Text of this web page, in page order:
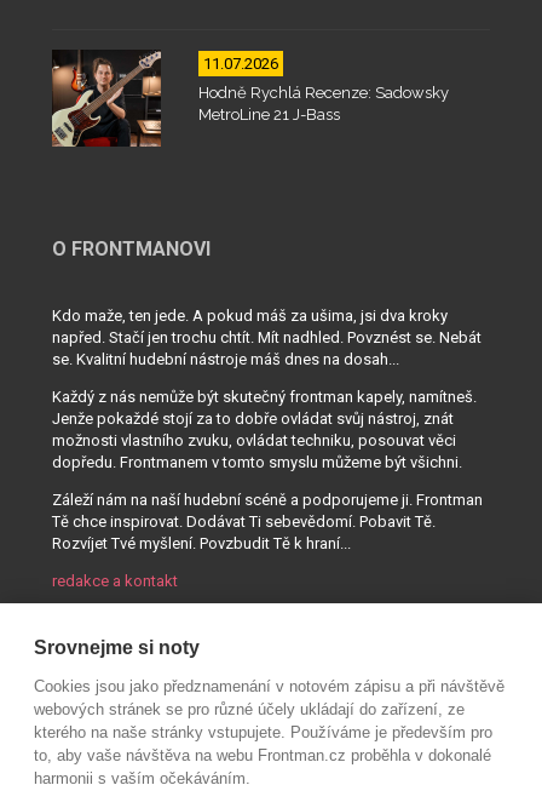
11.07.2026
Hodně Rychlá Recenze: Sadowsky
MetroLine 21 J-Bass
O FRONTMANOVI
Kdo maže, ten jede. A pokud máš za ušima, jsi dva kroky
napřed. Stačí jen trochu chtít. Mít nadhled. Povznést se. Nebát
se. Kvalitní hudební nástroje máš dnes na dosah...
Každý z nás nemůže být skutečný frontman kapely, namítneš.
Jenže pokaždé stojí za to dobře ovládat svůj nástroj, znát
možnosti vlastního zvuku, ovládat techniku, posouvat věci
dopředu. Frontmanem v tomto smyslu můžeme být všichni.
Záleží nám na naší hudební scéně a podporujeme ji. Frontman
Tě chce inspirovat. Dodávat Ti sebevědomí. Pobavit Tě.
Rozvíjet Tvé myšlení. Povzbudit Tě k hraní...
redakce a kontakt
Srovnejme si noty
Cookies jsou jako předznamenání v notovém zápisu a při návštěvě
webových stránek se pro různé účely ukládají do zařízení, ze
kterého na naše stránky vstupujete. Používáme je především pro
to, aby vaše návštěva na webu Frontman.cz proběhla v dokonalé
harmonii s vaším očekáváním.